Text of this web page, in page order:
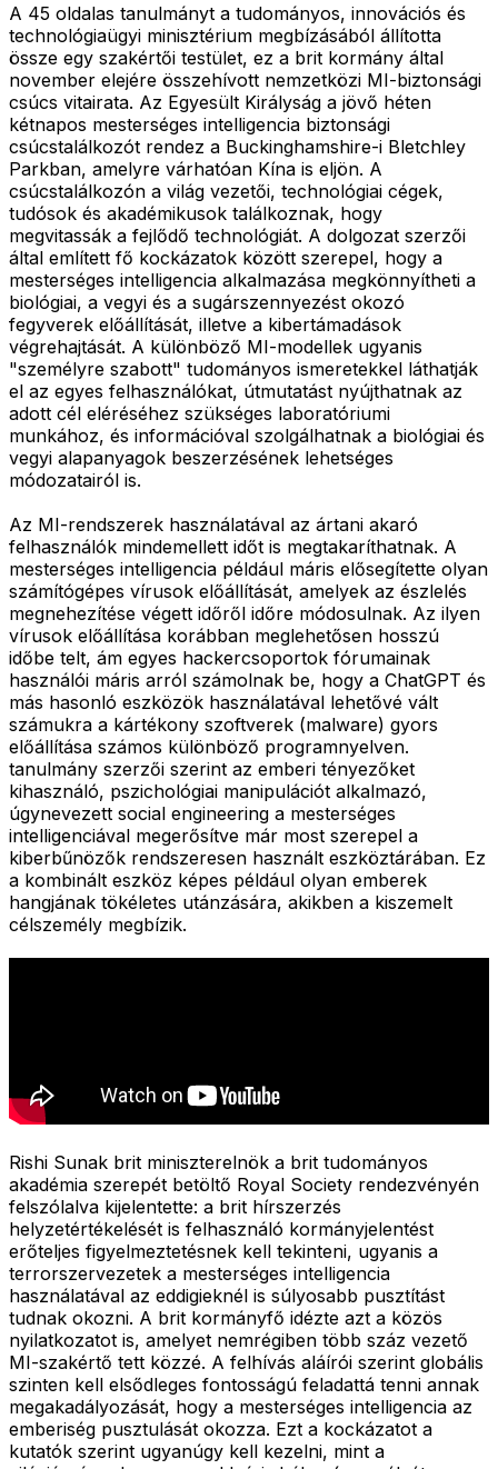
A 45 oldalas tanulmányt a tudományos, innovációs és
technológiaügyi minisztérium megbízásából állította
össze egy szakértői testület, ez a brit kormány által
november elejére összehívott nemzetközi MI-biztonsági
csúcs vitairata. Az Egyesült Királyság a jövő héten
kétnapos mesterséges intelligencia biztonsági
csúcstalálkozót rendez a Buckinghamshire-i Bletchley
Parkban, amelyre várhatóan Kína is eljön. A
csúcstalálkozón a világ vezetői, technológiai cégek,
tudósok és akadémikusok találkoznak, hogy
megvitassák a fejlődő technológiát. A dolgozat szerzői
által említett fő kockázatok között szerepel, hogy a
mesterséges intelligencia alkalmazása megkönnyítheti a
biológiai, a vegyi és a sugárszennyezést okozó
fegyverek előállítását, illetve a kibertámadások
végrehajtását. A különböző MI-modellek ugyanis
"személyre szabott" tudományos ismeretekkel láthatják
el az egyes felhasználókat, útmutatást nyújthatnak az
adott cél eléréséhez szükséges laboratóriumi
munkához, és információval szolgálhatnak a biológiai és
vegyi alapanyagok beszerzésének lehetséges
módozatairól is.
Az MI-rendszerek használatával az ártani akaró
felhasználók mindemellett időt is megtakaríthatnak. A
mesterséges intelligencia például máris elősegítette olyan
számítógépes vírusok előállítását, amelyek az észlelés
megnehezítése végett időről időre módosulnak. Az ilyen
vírusok előállítása korábban meglehetősen hosszú
időbe telt, ám egyes hackercsoportok fórumainak
használói máris arról számolnak be, hogy a ChatGPT és
más hasonló eszközök használatával lehetővé vált
számukra a kártékony szoftverek (malware) gyors
előállítása számos különböző programnyelven.
tanulmány szerzői szerint az emberi tényezőket
kihasználó, pszichológiai manipulációt alkalmazó,
úgynevezett social engineering a mesterséges
intelligenciával megerősítve már most szerepel a
kiberbűnözők rendszeresen használt eszköztárában. Ez
a kombinált eszköz képes például olyan emberek
hangjának tökéletes utánzására, akikben a kiszemelt
célszemély megbízik.
Rishi Sunak brit miniszterelnök a brit tudományos
akadémia szerepét betöltő Royal Society rendezvényén
felszólalva kijelentette: a brit hírszerzés
helyzetértékelését is felhasználó kormányjelentést
erőteljes figyelmeztetésnek kell tekinteni, ugyanis a
terrorszervezetek a mesterséges intelligencia
használatával az eddigieknél is súlyosabb pusztítást
tudnak okozni. A brit kormányfő idézte azt a közös
nyilatkozatot is, amelyet nemrégiben több száz vezető
MI-szakértő tett közzé. A felhívás aláírói szerint globális
szinten kell elsődleges fontosságú feladattá tenni annak
megakadályozását, hogy a mesterséges intelligencia az
emberiség pusztulását okozza. Ezt a kockázatot a
kutatók szerint ugyanúgy kell kezelni, mint a